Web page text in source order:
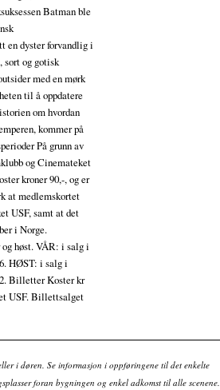
Batman ble
en dyster forvandlig i
og gotisk
med en mørk
til å oppdatere
om hvordan
kommer på
På grunn av
og Cinemateket
kroner 90,-, og er
at medlemskortet
USF, samt at det
i Norge.
høst. VÅR: i salg i
HØST: i salg i
Billetter Koster kr
USF. Billettsalget
i døren. Se informasjon i oppføringene til det enkelte
foran bygningen og enkel adkomst til alle scenene.